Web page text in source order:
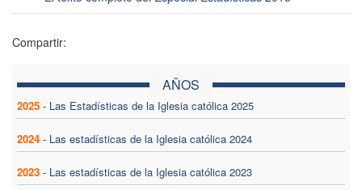
Compartir:
AÑOS
2025 - Las Estadísticas de la Iglesia católica 2025
2024 - Las estadísticas de la Iglesia católica 2024
2023 - Las estadísticas de la Iglesia católica 2023